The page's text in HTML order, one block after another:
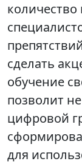
сделать
обучение
позволит
цифровой
для